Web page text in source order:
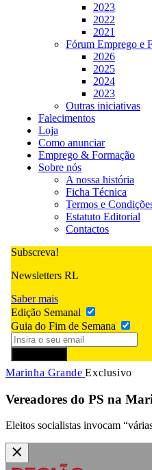
2023
2022
2021
Fórum Emprego e
2026
2025
2024
2023
Outras iniciativas
Falecimentos
Loja
Como anunciar
Emprego & Formação
Sobre nós
A nossa história
Ficha Técnica
Termos e
Estatuto Editorial
Contactos
Subscreva!
Newsletters RL
Saber mais
Edição Semanal
Guia do Fim de Semana
Marinha Grande Exclusivo
Vereadores do PS na
Eleitos socialistas invocam